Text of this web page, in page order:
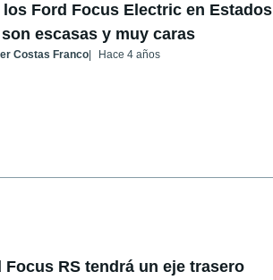
Ford Focus Electric en Estados
escasas y muy caras
Costas Franco Hace 4 años
Focus RS tendrá un eje trasero